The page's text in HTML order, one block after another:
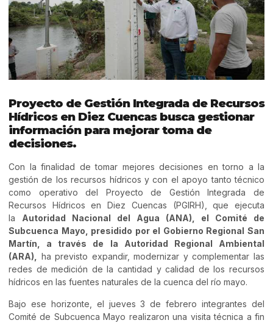
Proyecto de Gestión Integrada de Recursos
Hídricos en Diez Cuencas busca gestionar
información para mejorar toma de
decisiones.
Con la finalidad de tomar mejores decisiones en torno a la
gestión de los recursos hídricos y con el apoyo tanto técnico
como operativo del Proyecto de Gestión Integrada de
Recursos Hídricos en Diez Cuencas (PGIRH), que ejecuta
la Autoridad Nacional del Agua (ANA), el Comité de
Subcuenca Mayo, presidido por el Gobierno Regional San
Martín, a través de la Autoridad Regional Ambiental
(ARA),
ha previsto expandir, modernizar y complementar las
redes de medición de la cantidad y calidad de los recursos
hídricos en las fuentes naturales de la cuenca del río mayo.
Bajo ese horizonte, el jueves 3 de febrero integrantes del
Comité de Subcuenca Mayo realizaron una visita técnica a fin